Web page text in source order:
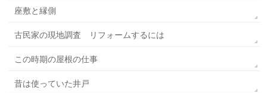
座敷と縁側
古民家の現地調査 リフォームするには
この時期の屋根の仕事
昔は使っていた井戸